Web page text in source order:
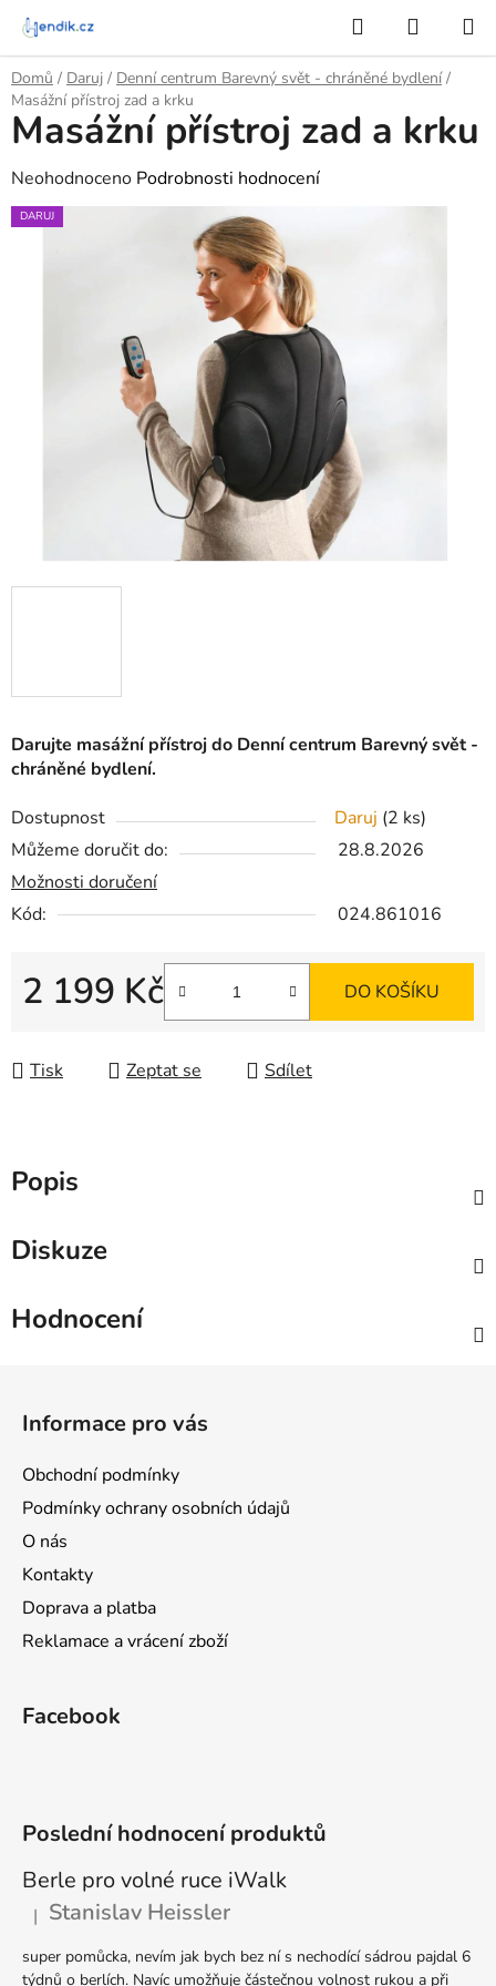
Přejít
obsah
Hledat
KOŠÍK
Domů / Daruj / Denní centrum Barevný svět - chráněné bydlení /
Masážní přístroj zad a krku
Darujte masážní přístroj do Denní centrum Barevný svět -
chráněné bydlení.
Dostupnost
Daruj (2 ks)
Můžeme doručit do:
28.8.2026
Možnosti doručení
Kód:
024.861016
2 199 Kč DO KOŠÍKU
Tisk Zeptat se Sdílet
Masážní přístroj zad a krku
Průměrné
hodnocení
Neohodnoceno Podrobnosti hodnocení
DARUJ
Popis
Diskuze
Hodnocení
Informace pro vás
Obchodní podmínky
Podmínky ochrany osobních údajů
O nás
Kontakty
Doprava a platba
Reklamace a vrácení zboží
Facebook
Poslední hodnocení produktů
Berle pro volné ruce iWalk
Hodnocení produktu je 5 z 5 hvězdiček.
| Stanislav Heissler
super pomůcka, nevím jak bych bez ní s nechodící sádrou pajdal 6
týdnů o berlích. Navíc umožňuje částečnou volnost rukou a při